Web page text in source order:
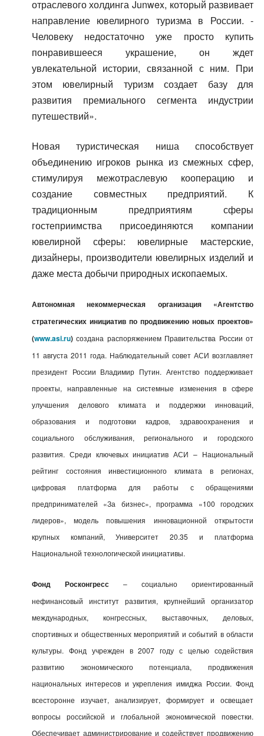
отраслевого холдинга Junwex, который развивает
направление ювелирного туризма в России. -
Человеку недостаточно уже просто купить
понравившееся украшение, он ждет
увлекательной истории, связанной с ним. При
этом ювелирный туризм создает базу для
развития премиального сегмента индустрии
путешествий».
Новая туристическая ниша способствует
объединению игроков рынка из смежных сфер,
стимулируя межотраслевую кооперацию и
создание совместных предприятий. К
традиционным предприятиям сферы
гостеприимства присоединяются компании
ювелирной сферы: ювелирные мастерские,
дизайнеры, производители ювелирных изделий и
даже места добычи природных ископаемых.
Автономная некоммерческая организация «Агентство
стратегических инициатив по продвижению новых проектов»
(www.asi.ru)создана распоряжением Правительства России от
11 августа 2011 года. Наблюдательный совет АСИ возглавляет
президент России Владимир Путин.Агентство поддерживает
проекты, направленные на системные изменения в сфере
улучшения делового климата и поддержки инноваций,
образования и подготовки кадров, здравоохранения и
социального обслуживания, регионального и городского
развития. Среди ключевых инициатив АСИ – Национальный
рейтинг состояния инвестиционного климата в регионах,
цифровая платформа для работы с обращениями
предпринимателей «За бизнес», программа «100 городских
лидеров», модель повышения инновационной открытости
крупных компаний, Университет 20.35 и платформа
Национальной технологической инициативы.
Фонд Росконгресс– социально ориентированный
нефинансовый институт развития, крупнейший организатор
международных, конгрессных, выставочных, деловых,
спортивных и общественных мероприятий и событий в области
культуры. Фонд учрежден в 2007 году с целью содействия
развитию экономического потенциала, продвижения
национальных интересов и укрепления имиджа России. Фонд
всесторонне изучает, анализирует, формирует и освещает
вопросы российской и глобальной экономической повестки.
Обеспечивает администрирование и содействует продвижению